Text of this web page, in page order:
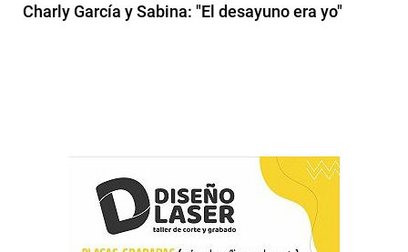
Charly García y Sabina: "El desayuno era yo"